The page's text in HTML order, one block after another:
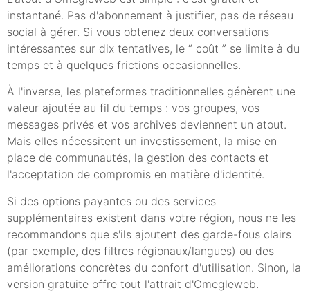
instantané. Pas d'abonnement à justifier, pas de réseau
social à gérer. Si vous obtenez deux conversations
intéressantes sur dix tentatives, le “ coût ” se limite à du
temps et à quelques frictions occasionnelles.
À l'inverse, les plateformes traditionnelles génèrent une
valeur ajoutée au fil du temps : vos groupes, vos
messages privés et vos archives deviennent un atout.
Mais elles nécessitent un investissement, la mise en
place de communautés, la gestion des contacts et
l'acceptation de compromis en matière d'identité.
Si des options payantes ou des services
supplémentaires existent dans votre région, nous ne les
recommandons que s'ils ajoutent des garde-fous clairs
(par exemple, des filtres régionaux/langues) ou des
améliorations concrètes du confort d'utilisation. Sinon, la
version gratuite offre tout l'attrait d'Omegleweb.